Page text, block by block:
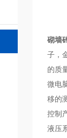
砌墙
子，
的质
微电
移的
控制
液压